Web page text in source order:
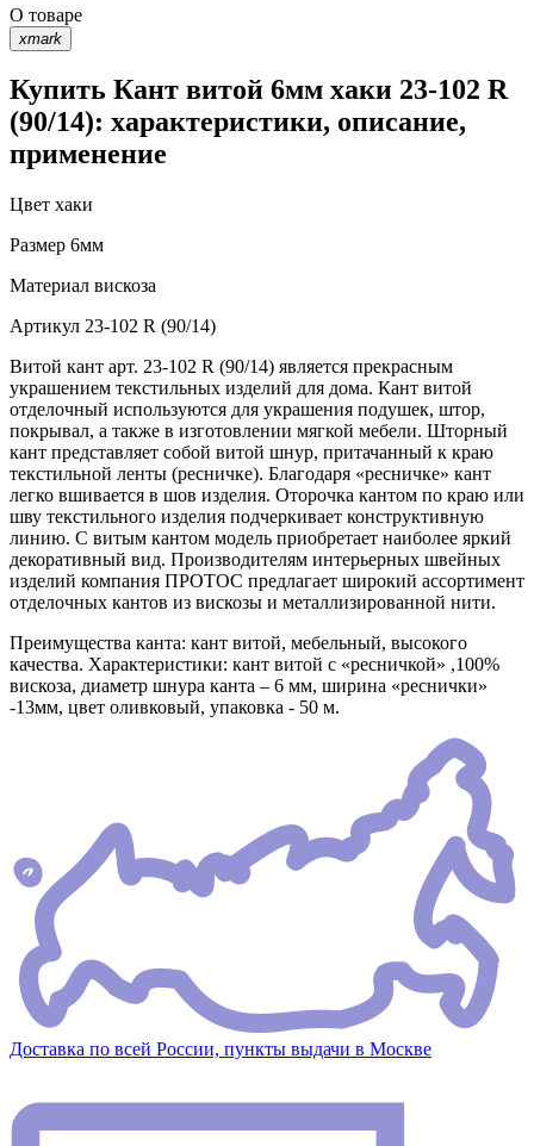
О товаре
xmark
Купить Кант витой 6мм хаки 23-102 R
(90/14): характеристики, описание,
применение
Цвет хаки
Размер 6мм
Материал вискоза
Артикул 23-102 R (90/14)
Витой кант арт. 23-102 R (90/14) является прекрасным
украшением текстильных изделий для дома. Кант витой
отделочный используются для украшения подушек, штор,
покрывал, а также в изготовлении мягкой мебели. Шторный
кант представляет собой витой шнур, притачанный к краю
текстильной ленты (ресничке). Благодаря «ресничке» кант
легко вшивается в шов изделия. Оторочка кантом по краю или
шву текстильного изделия подчеркивает конструктивную
линию. С витым кантом модель приобретает наиболее яркий
декоративный вид. Производителям интерьерных швейных
изделий компания ПРОТОС предлагает широкий ассортимент
отделочных кантов из вискозы и металлизированной нити.
Преимущества канта: кант витой, мебельный, высокого
качества. Характеристики: кант витой с «ресничкой» ,100%
вискоза, диаметр шнура канта – 6 мм, ширина «реснички»
-13мм, цвет оливковый, упаковка - 50 м.
Доставка по всей России, пункты выдачи в Москве